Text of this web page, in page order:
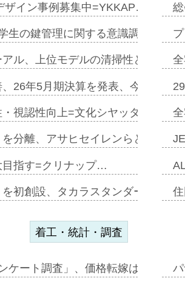
ザイン事例募集中=YKKAP…
生の鍵管理に関する意識調査
アル、上位モデルの清掃性と安全
26年5月期決算を発表、今期は増
視認性向上=文化シヤッター…
分離、アサヒセイレンらと協働開
目指す=クリナップ…
初創設、タカラスタンダードが新
着工・統計・調査
ケート調査」、価格転嫁は十分に